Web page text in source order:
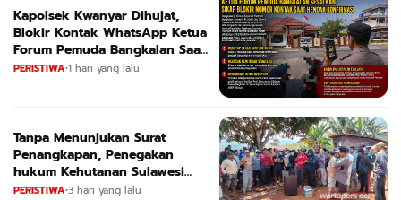
Kapolsek Kwanyar Dihujat,
Blokir Kontak WhatsApp Ketua
Forum Pemuda Bangkalan Saat
Dikonfirmasi
PERISTIWA•1 hari yang lalu
Tanpa Menunjukan Surat
Penangkapan, Penegakan
hukum Kehutanan Sulawesi
Selatan Culik Petani Ladah Di
PERISTIWA•3 hari yang lalu